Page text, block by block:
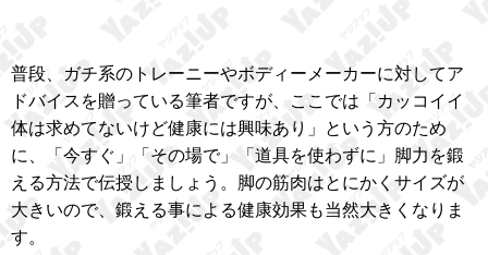
普段、ガチ系のトレーニーやボディーメーカーに対してア
ドバイスを贈っている筆者ですが、ここでは「カッコイイ
体は求めてないけど健康には興味あり」という方のため
に、「今すぐ」「その場で」「道具を使わずに」脚力を鍛
える方法で伝授しましょう。脚の筋肉はとにかくサイズが
大きいので、鍛える事による健康効果も当然大きくなりま
す。